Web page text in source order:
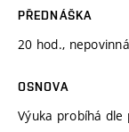
PŘEDNÁŠKA
20 hod., nepovinná
OSNOVA
Výuka probíhá